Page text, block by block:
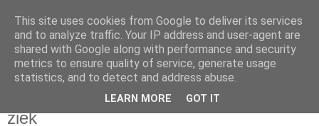
Nanske's Klimlog
...en andere bergsporten...
vrijdag 23 januari 2009
ziek
This site uses cookies from Google to deliver its services
and to analyze traffic. Your IP address and user-agent are
shared with Google along with performance and security
metrics to ensure quality of service, generate usage
statistics, and to detect and address abuse.
LEARN MORE GOT IT